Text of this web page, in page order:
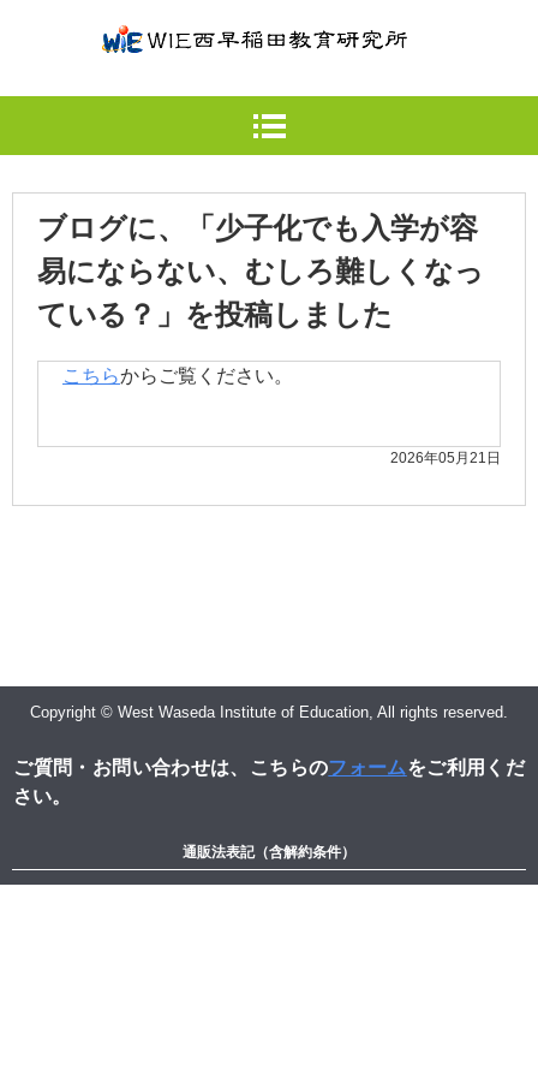
ブログに、「少子化でも入学が容
易にならない、むしろ難しくなっ
ている？」を投稿しました
こちらからご覧ください。
2026年05月21日
Copyright © West Waseda Institute of Education, All rights reserved.
ご質問・お問い合わせは、こちらのフォームをご利用くだ
さい。
通販法表記（含解約条件）